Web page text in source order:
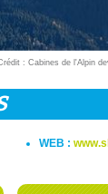
: Cabines de l'Alpin
WEB :